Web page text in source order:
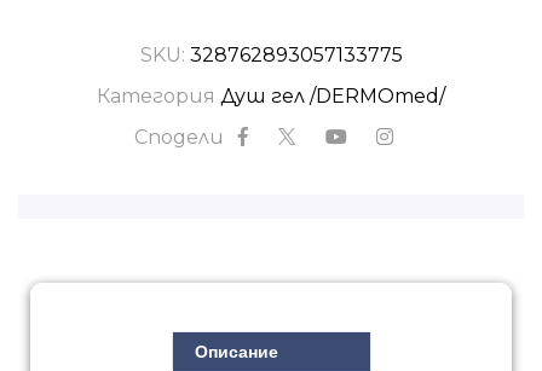
SKU: 328762893057133775
Категория Душ гел /DERMOmed/
Сподели
Описание